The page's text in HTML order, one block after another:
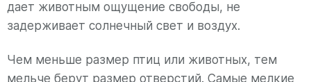
дает животным ощущение свободы, не
задерживает солнечный свет и воздух.
Чем меньше размер птиц или животных, тем
мельче берут размер отверстий. Самые мелкие